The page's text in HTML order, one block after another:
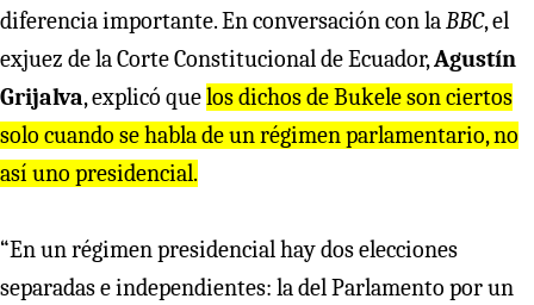
diferencia importante. En conversación con laBBC, el
exjuez de la Corte Constitucional de Ecuador,Agustín
Grijalva, explicó quelos dichos de Bukele son ciertos
solo cuando se habla de un régimen parlamentario, no
así uno presidencial.
“En un régimen presidencial hay dos elecciones
separadas e independientes: la del Parlamento por un